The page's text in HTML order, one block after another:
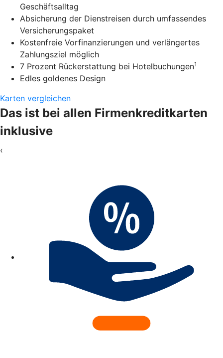
Geschäftsalltag
Absicherung der Dienstreisen durch umfassendes
Versicherungspaket
Kostenfreie Vorfinanzierungen und verlängertes
Zahlungsziel möglich
7 Prozent Rückerstattung bei Hotelbuchungen1
Edles goldenes Design
Karten vergleichen
Das ist bei allen Firmenkreditkarten
inklusive
‹